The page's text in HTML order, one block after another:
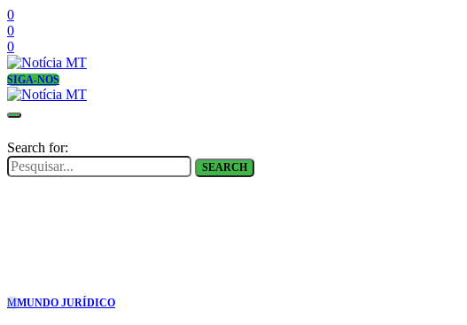
0
0
0
SIGA-NOS
Search for:
SEARCH
MMUNDO JURÍDICO